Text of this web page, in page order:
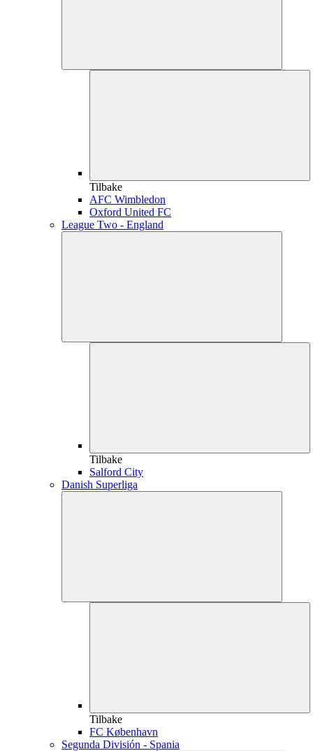
Tilbake
AFC Wimbledon
Oxford United FC
League Two - England
Tilbake
Salford City
Danish Superliga
Tilbake
FC København
Segunda División - Spania